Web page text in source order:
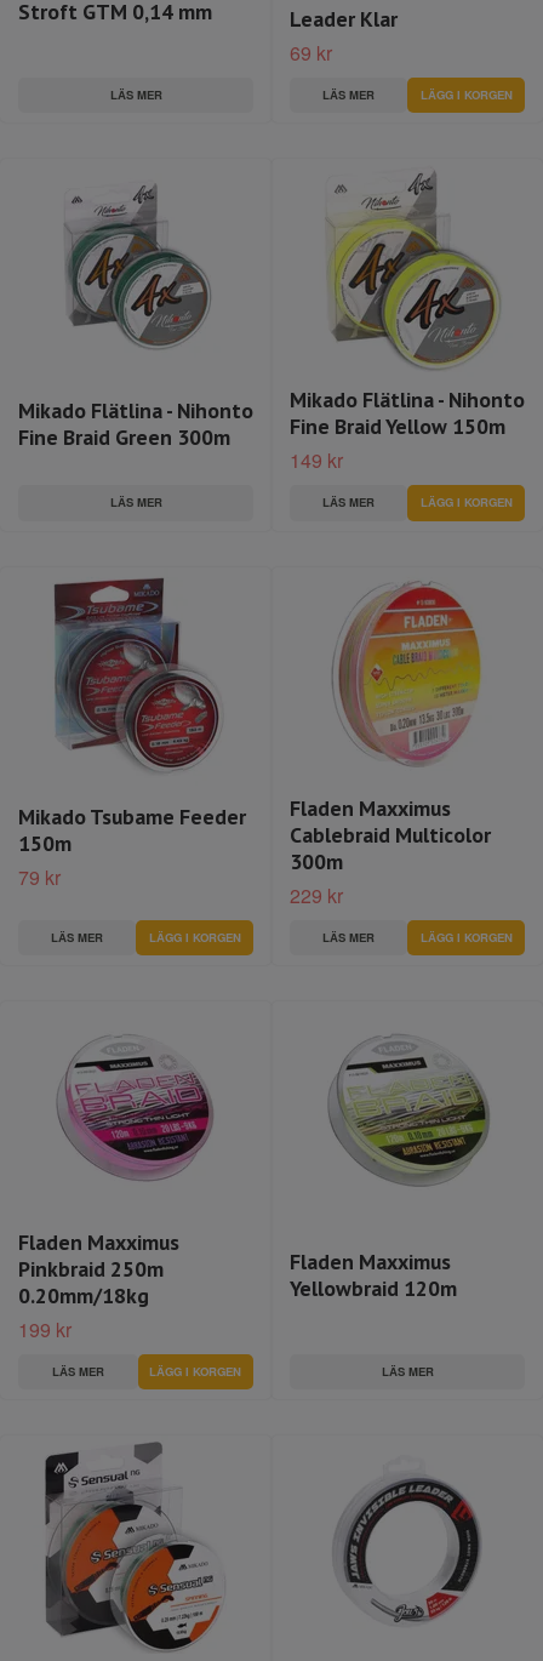
Stroft GTM 0,14 mm
LÄS MER
Leader Klar
69 kr
LÄS MER LÄGG I KORGEN
Mikado Flätlina - Nihonto
Fine Braid Green 300m
LÄS MER
Mikado Flätlina - Nihonto
Fine Braid Yellow 150m
149 kr
LÄS MER LÄGG I KORGEN
Mikado Tsubame Feeder
150m
79 kr
LÄS MER LÄGG I KORGEN
Fladen Maxximus
Cablebraid Multicolor
300m
229 kr
LÄS MER LÄGG I KORGEN
Fladen Maxximus
Pinkbraid 250m
0.20mm/18kg
199 kr
LÄS MER
Fladen Maxximus
Yellowbraid 120m
LÄS MER